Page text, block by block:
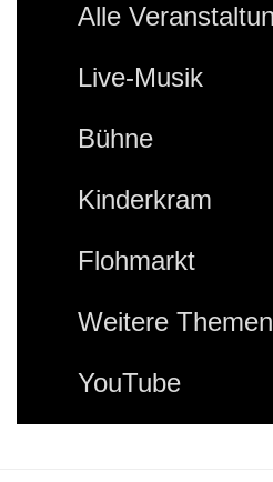
Alle
Live-Musik
Bühne
Kinderkram
Flohmarkt
Weitere
YouTube